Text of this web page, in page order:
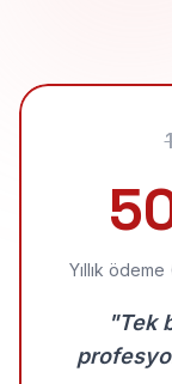
Yıllık
"Tek